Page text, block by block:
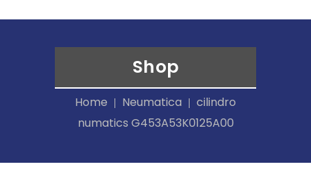
Shop
Home Neumatica
cilindro
numatics G453A53K0125A00